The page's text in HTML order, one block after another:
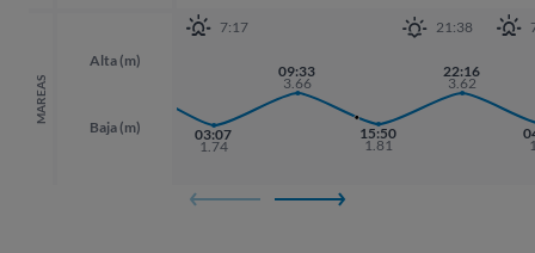
MAREAS
Alta (m)
Baja (m)
7:17 21:38
20:55
03:07
1.74
09:33
3.66
15:50
1.81
22:16
3.62
22:16
3.62